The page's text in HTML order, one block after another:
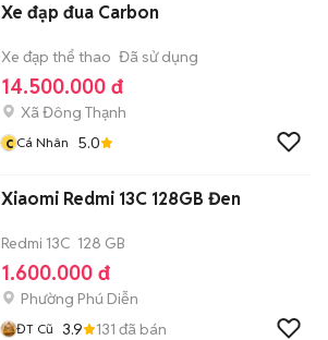
Xe đạp đua Carbon
Xe đạp thể thao Đã sử dụng
14.500.000 đ
Xã Đông Thạnh
c Cá Nhân 5.0
Xiaomi Redmi 13C 128GB Đen
Redmi 13C 128 GB
1.600.000 đ
Phường Phú Diễn
ĐT Cũ 3.9 131 đã bán